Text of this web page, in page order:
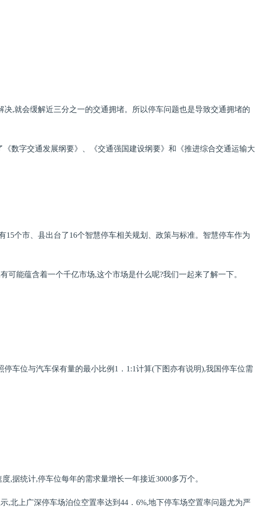
,就会缓解近三分之一的交通拥堵。所以停车问题也是导致交通拥堵的
数字交通发展纲要》、《交通强国建设纲要》和《推进综合交通运输大
个市、县出台了16个智慧停车相关规划、政策与标准。智慧停车作为
能蕴含着一个千亿市场,这个市场是什么呢?我们一起来了解一下。
车位与汽车保有量的最小比例1．1:1计算(下图亦有说明),我国停车位需
,据统计,停车位每年的需求量增长一年接近3000多万个。
北上广深停车场泊位空置率达到44．6%,地下停车场空置率问题尤为严